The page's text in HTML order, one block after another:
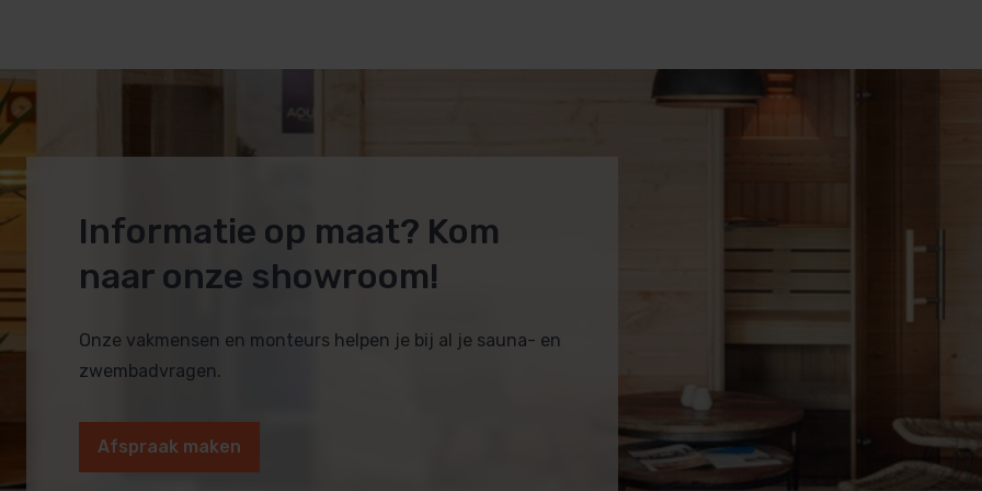
Informatie op maat? Kom
naar onze showroom!
Onze vakmensen en monteurs helpen je bij al je sauna- en
zwembadvragen.
Afspraak maken